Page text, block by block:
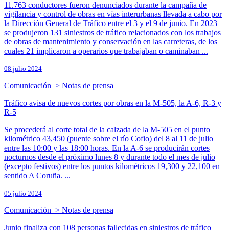
11.763 conductores fueron denunciados durante la campaña de
vigilancia y control de obras en vías interurbanas llevada a cabo por
la Dirección General de Tráfico entre el 3 y el 9 de junio. En 2023
se produjeron 131 siniestros de tráfico relacionados con los trabajos
de obras de mantenimiento y conservación en las carreteras, de los
cuales 21 implicaron a operarios que trabajaban o caminaban ...
08 julio 2024
Comunicación > Notas de prensa
Tráfico avisa de nuevos cortes por obras en la M-505, la A-6, R-3 y
R-5
Se procederá al corte total de la calzada de la M-505 en el punto
kilométrico 43,450 (puente sobre el río Cofio) del 8 al 11 de julio
entre las 10:00 y las 18:00 horas. En la A-6 se producirán cortes
nocturnos desde el próximo lunes 8 y durante todo el mes de julio
(excepto festivos) entre los puntos kilométricos 19,300 y 22,100 en
sentido A Coruña. ...
05 julio 2024
Comunicación > Notas de prensa
Junio finaliza con 108 personas fallecidas en siniestros de tráfico